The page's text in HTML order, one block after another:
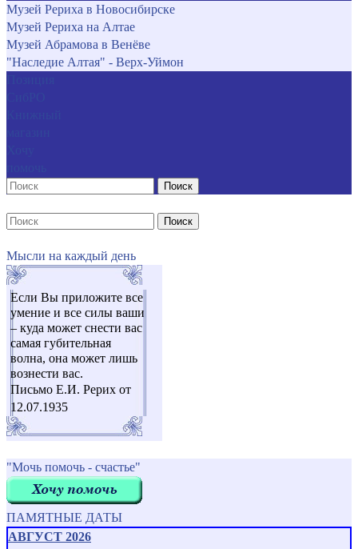
Музей Рериха в Новосибирске
Музей Рериха на Алтае
Музей Абрамова в Венёве
"Наследие Алтая" - Верх-Уймон
Поиск
Поиск
Мысли на каждый день
Если Вы приложите все
умение и все силы ваши
– куда может снести вас
самая губительная
волна, она может лишь
вознести вас.
Письмо Е.И. Рерих от
12.07.1935
"Мочь помочь - счастье"
ПАМЯТНЫЕ ДАТЫ
АВГУСТ 2026